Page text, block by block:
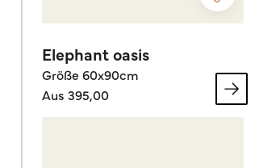
Elephant oasis
Größe 60x90cm
Aus 395,00